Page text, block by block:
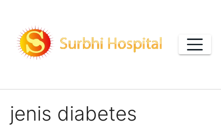
content
jenis diabetes